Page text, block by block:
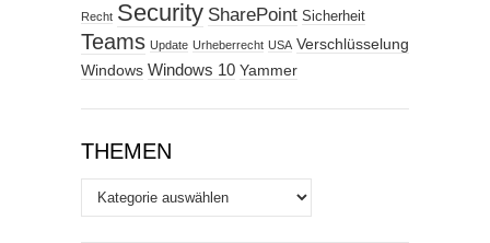
Recht Security SharePoint Sicherheit
Teams Update Urheberrecht USA Verschlüsselung
Windows Windows 10 Yammer
THEMEN
Themen